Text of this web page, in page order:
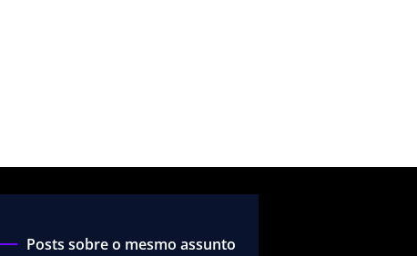
Posts sobre o mesmo assunto